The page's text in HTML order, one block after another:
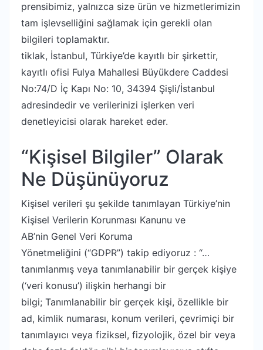
prensibimiz, yalnızca size ürün ve hizmetlerimizin
tam işlevselliğini sağlamak için gerekli olan
bilgileri toplamaktır.
tiklak, İstanbul, Türkiye’de kayıtlı bir şirkettir,
kayıtlı ofisi Fulya Mahallesi Büyükdere Caddesi
No:74/D İç Kapı No: 10, 34394 Şişli/İstanbul
adresindedir ve verilerinizi işlerken veri
denetleyicisi olarak hareket eder.
“Kişisel Bilgiler” Olarak
Ne Düşünüyoruz
Kişisel verileri şu şekilde tanımlayan Türkiye’nin
Kişisel Verilerin Korunması Kanunu ve
AB’nin Genel Veri Koruma
Yönetmeliğini (“GDPR”) takip ediyoruz : “…
tanımlanmış veya tanımlanabilir bir gerçek kişiye
(‘veri konusu’) ilişkin herhangi bir
bilgi; Tanımlanabilir bir gerçek kişi, özellikle bir
ad, kimlik numarası, konum verileri, çevrimiçi bir
tanımlayıcı veya fiziksel, fizyolojik, özel bir veya